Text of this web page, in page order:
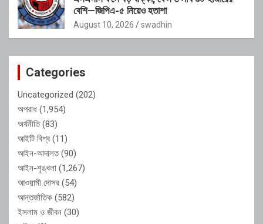
বেশি—জিপিএ-৫ নিয়েও হতাশা
August 10, 2026 swadhin
Categories
Uncategorized (202)
অপরাধ (1,954)
অর্থনীতি(83)
আইটি বিশ্ব (11)
আইন-আদালত(90)
আইন-শৃঙ্খলা (1,267)
আওয়ামী দোসর (54)
আন্তর্জাতিক (582)
ইসলাম ও জীবন (30)